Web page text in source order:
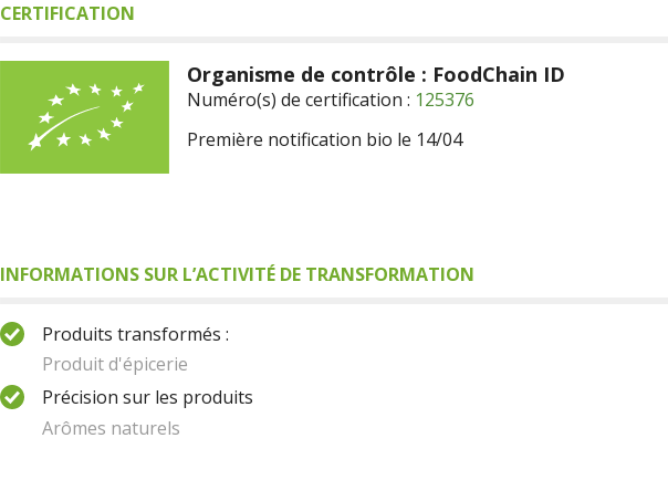
CERTIFICATION
Organisme de contrôle : FoodChain ID
Numéro(s) de certification : 125376
Première notification bio le 14/04
INFORMATIONS SUR L’ACTIVITÉ DE TRANSFORMATION
Produits transformés :
Produit d'épicerie
Précision sur les produits
Arômes naturels